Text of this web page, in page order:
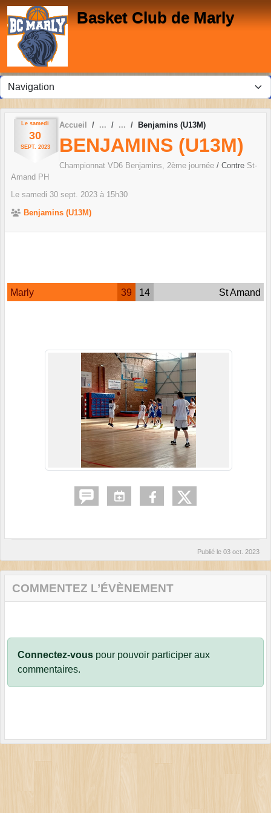
Basket Club de Marly
Le samedi
30
SEPT. 2023
Accueil Benjamins (U13M)
BENJAMINS (U13M)
Championnat VD6 Benjamins, 2ème journée / Contre St-
Amand PH
Le samedi 30 sept. 2023 à 15h30
Benjamins (U13M)
Marly 39 14 St Amand
Publié le 03 oct. 2023
COMMENTEZ L’ÉVÈNEMENT
Connectez-vous pour pouvoir participer aux
commentaires.
Panneau de gestion des cookies